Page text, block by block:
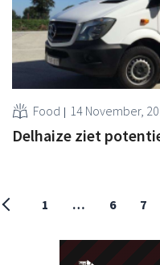
Food 14 November,
Delhaize ziet
1 … 6 7